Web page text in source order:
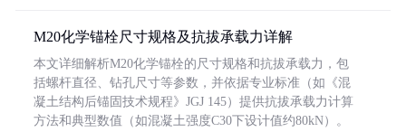
M20化学锚栓尺寸规格及抗拔承载力详解
本文详细解析M20化学锚栓的尺寸规格和抗拔承载力，包
括螺杆直径、钻孔尺寸等参数，并依据专业标准（如《混
凝土结构后锚固技术规程》JGJ 145）提供抗拔承载力计算
方法和典型数值（如混凝土强度C30下设计值约80kN）。